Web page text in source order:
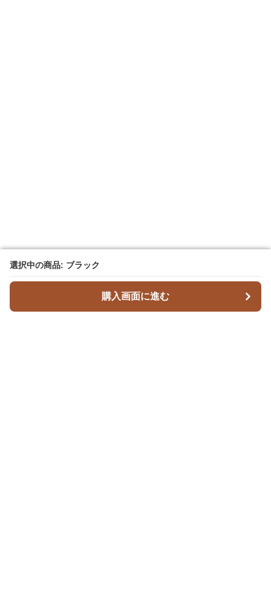
選択中の商品: ブラック
購入画面に進む
選択中の商品: ブラック
購入画面に進む